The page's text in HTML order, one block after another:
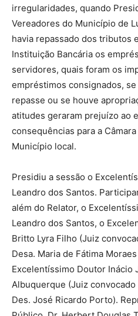
irregularidades, quando
Vereadores do Município de
havia repassado dos tributos
Instituição Bancária os
servidores, quais foram os
empréstimos consignados,
repasse ou se houve
atitudes geraram prejuízo ao
consequências para a
Município local.
Presidiu a sessão o
Leandro dos Santos.
além do Relator, o
Leandro dos Santos, o
Britto Lyra Filho (Juiz
Desa. Maria de Fátima
Excelentíssimo Doutor Inácio
Albuquerque (Juiz
Des. José Ricardo Porto).